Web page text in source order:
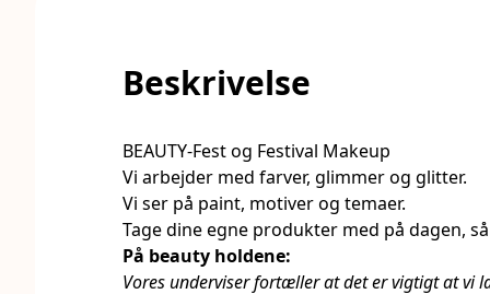
Beskrivelse
BEAUTY-Fest og Festival Makeup
Vi arbejder med farver, glimmer og glitter.
Vi ser på paint, motiver og temaer.
Tage dine egne produkter med på dagen,
På beauty holdene:
Vores underviser fortæller at det er vigtigt at vi